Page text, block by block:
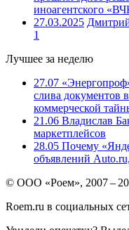
иноагентского
27.03.2025
1
Лучшее за неделю
27.07
слива документов
коммерческой
21.06 Владислав
маркетплейсов
28.05 Почему
объявлений
© ООО «Роем», 2007 –
Roem.ru в социальных